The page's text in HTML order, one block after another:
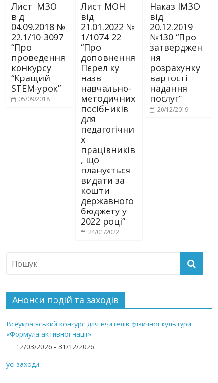
Лист ІМЗО
від
04.09.2018 №
22.1/10-3097
“Про
проведення
конкурсу
“Кращий
STEM-урок”
05/09/2018
Лист МОН
від
21.01.2022 №
1/1074-22
“Про
доповнення
Переліку
назв
навчально-
методичних
посібників
для
педагогічни
х
працівників
, що
планується
видати за
кошти
державного
бюджету у
2022 році”
24/01/2022
Наказ ІМЗО
від
20.12.2019
№130 “Про
затверджен
ня
розрахунку
вартості
надання
послуг”
20/12/2019
Анонси подій та заходів
Всеукраїнський конкурс для вчителів фізичної культури
«Формула активної нації»
12/03/2026 - 31/12/2026
усі заходи